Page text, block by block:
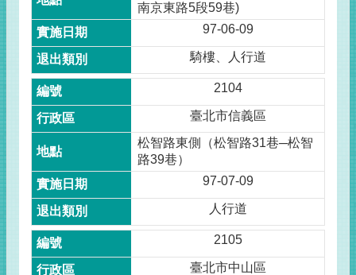
南京東路5段59巷)
97-06-09
騎樓、人行道
2104
臺北市信義區
松智路東側（松智路31巷─松智
路39巷）
97-07-09
人行道
2105
臺北市中山區